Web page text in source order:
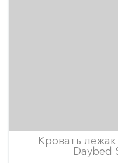
Кровать
Daybed